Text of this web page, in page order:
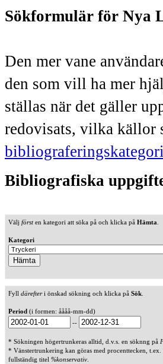
Sökformulär för Nya
Den mer vane
den som vill ha mer
ställas när det gäller
redovisats, vilka källor
Bibliografiska
Välj försten kategori att söka på och klicka på Hämta
Kategori
Fyll därefteri önskad sökning och klicka på Sök
Period (i formen: åååå-mm-dd)
--
* Sökningen högertrunkeras alltid, d.v.s. en söknng på
* Vänstertrunkering kan göras med procenttecken,
fullständig titel %konservativ